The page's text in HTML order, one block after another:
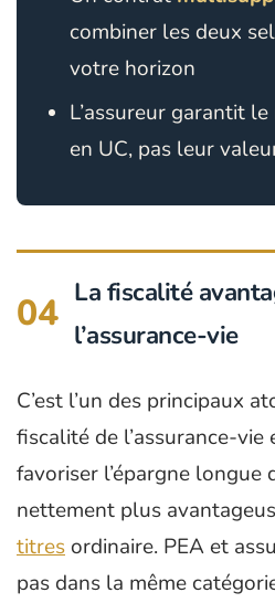
combiner les deux
votre horizon
L’assureur garantit le
en UC, pas leur
04 La fiscalité
l’assurance-vie
C’est l’un des principaux
fiscalité de l’assurance-
favoriser l’épargne longue
nettement plus
titres ordinaire. PEA et
pas dans la même